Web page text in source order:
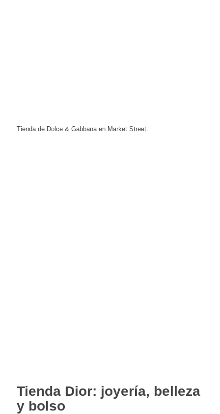
Tienda de Dolce & Gabbana en Market Street:
Tienda Dior: joyería, belleza
y bolso